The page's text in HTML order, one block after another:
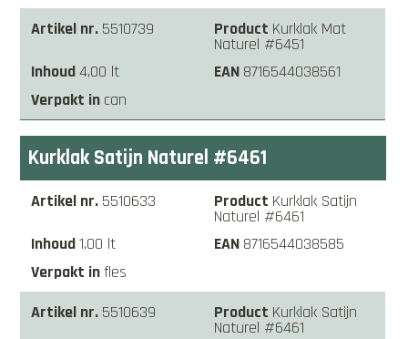
5510739
Kurklak Mat
Naturel #6451
4,00 lt
8716544038561
can
Kurklak Satijn Naturel #6461
5510633 Kurklak Satijn
Naturel #6461
1,00 lt
8716544038585
fles
5510639
Kurklak Satijn
Naturel #6461